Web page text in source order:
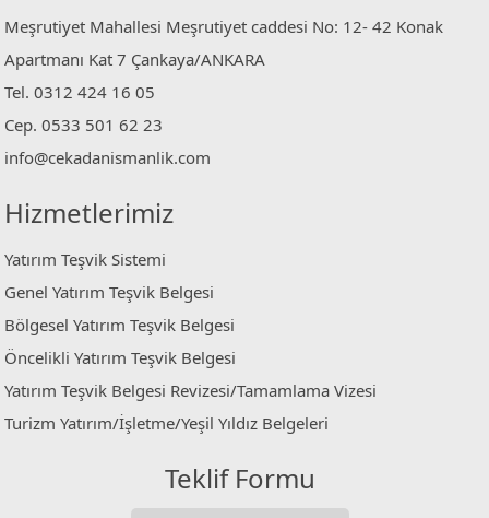
Meşrutiyet Mahallesi Meşrutiyet caddesi No: 12- 42 Konak
Apartmanı Kat 7 Çankaya/ANKARA
Tel. 0312 424 16 05
Cep. 0533 501 62 23
info@cekadanismanlik.com
Hizmetlerimiz
Yatırım Teşvik Sistemi
Genel Yatırım Teşvik Belgesi
Bölgesel Yatırım Teşvik Belgesi
Öncelikli Yatırım Teşvik Belgesi
Yatırım Teşvik Belgesi Revizesi/Tamamlama Vizesi
Turizm Yatırım/İşletme/Yeşil Yıldız Belgeleri
Teklif Formu